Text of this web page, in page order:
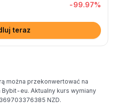
-99.97%
teraz
można przekonwertować na
eu. Aktualny kurs wymiany
NZD.